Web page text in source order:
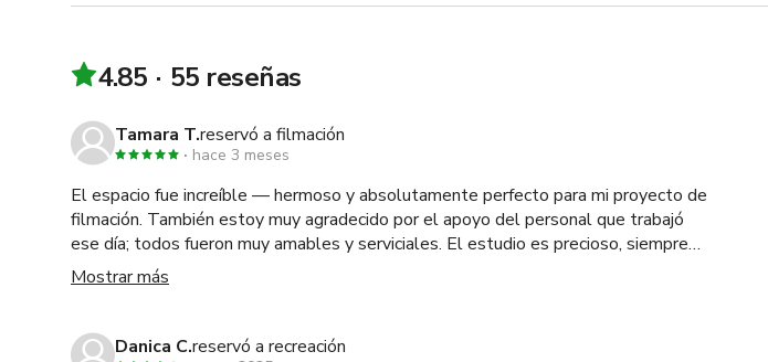
4.85 55 reseñas
Tamara T.reservó a filmación
hace 3 meses
El espacio fue increíble — hermoso y absolutamente perfecto para mi proyecto de
filmación. También estoy muy agradecido por el apoyo del personal que trabajó
ese día; todos fueron muy amables y serviciales. El estudio es precioso, siempre
súper limpio, y la luz natural durante el día es simplemente impresionante. Estoy
realmente muy contento con el espacio y con las personas detrás de él. Gracias por
Mostrar más
Danica C.reservó a recreación